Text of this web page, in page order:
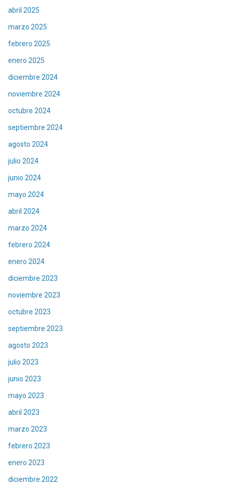
abril 2025
marzo 2025
febrero 2025
enero 2025
diciembre 2024
noviembre 2024
octubre 2024
septiembre 2024
agosto 2024
julio 2024
junio 2024
mayo 2024
abril 2024
marzo 2024
febrero 2024
enero 2024
diciembre 2023
noviembre 2023
octubre 2023
septiembre 2023
agosto 2023
julio 2023
junio 2023
mayo 2023
abril 2023
marzo 2023
febrero 2023
enero 2023
diciembre 2022